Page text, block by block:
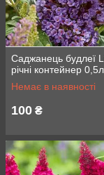
Саджанець будлеї
річні контейнер 0,5л
Немає в наявності
100 ₴